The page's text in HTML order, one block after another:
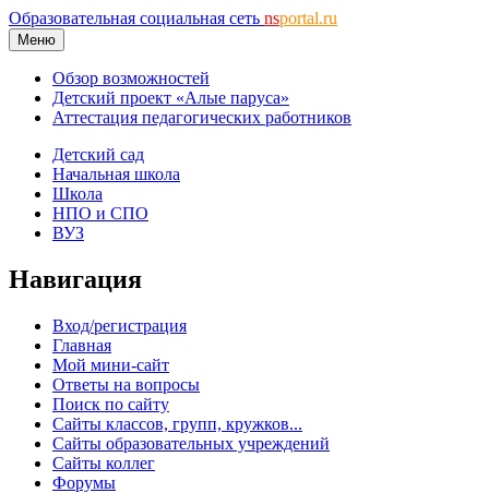
Образовательная социальная сеть nsportal.ru
Меню
Обзор возможностей
Детский проект «Алые паруса»
Аттестация педагогических работников
Детский сад
Начальная школа
Школа
НПО и СПО
ВУЗ
Навигация
Вход/регистрация
Главная
Мой мини-сайт
Ответы на вопросы
Поиск по сайту
Сайты классов, групп, кружков...
Сайты образовательных учреждений
Сайты коллег
Форумы